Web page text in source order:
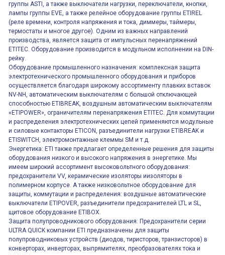
группы ASTI, а также выключатели нагрузки, переключатели, кнопки,
лампы группы EVE, а также релейное оборудование группы ETIREL
(реле времени, контроля напряжения и тока, диммеры, таймеры,
термостаты и многое другое). Одним из важных направлений
производства, является защита от импульсных перенапряжений
ETITEC. Оборудование производится в модульном исполнении на DIN-
рейку.
Оборудование промышленного назначения: комплексная защита
электротехнического промышленного оборудования и приборов
осуществляется благодаря широкому ассортименту плавких вставок
NV-NH, автоматическим выключателям с большой отключающей
способностью ETIBREAK, воздушным автоматическим выключателям
«ETIPOWER», ограничителям перенапряжения ETITEC. Для коммутации
и распределения электротехнических цепей применяются модульные
и силовые контакторы ETICON, разъединители нагрузки ETIBREAK и
ETISWITCH, электромонтажные клеммы SM и т.д.
Энергетика: ETI также предлагает определенные решения для защиты
оборудования низкого и высокого напряжения в энергетике. Мы
имеем широкий ассортимент высоковольтного оборудования:
предохранители VV, керамические изоляторы иизоляторы в
полимерном корпусе. А также низковольтное оборудование для
защиты, коммутации и распределения: воздушные автоматические
выключатели ETIPOVER, разъединители предохранителей LTL и SL,
щитовое оборудование ETIBOX.
Защита полупроводникового оборудования: Предохранители серии
ULTRA QUICK компании ETI предназначены для защиты
полупроводниковых устройств (диодов, тиристоров, транзисторов) в
конверторах, инверторах, выпрямителях, преобразователях тока и